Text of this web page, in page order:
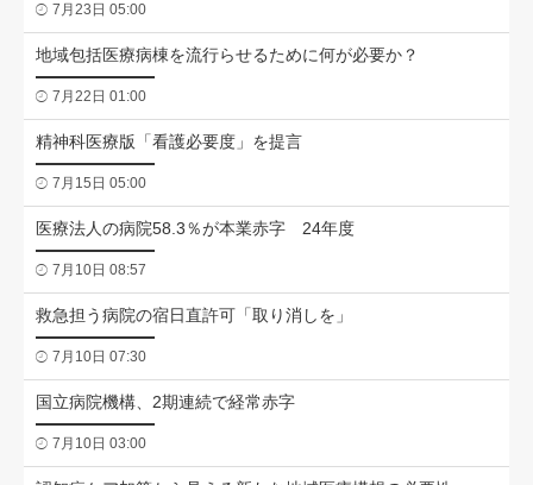
7月23日 05:00
地域包括医療病棟を流行らせるために何が必要か？
7月22日 01:00
精神科医療版「看護必要度」を提言
7月15日 05:00
医療法人の病院58.3％が本業赤字 24年度
7月10日 08:57
救急担う病院の宿日直許可「取り消しを」
7月10日 07:30
国立病院機構、2期連続で経常赤字
7月10日 03:00